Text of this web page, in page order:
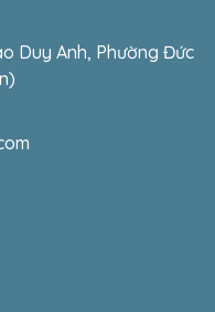
Duy Anh, Phường Đức